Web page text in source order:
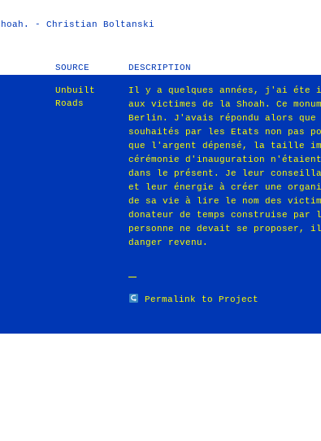
- Christian Boltanski
SOURCE DESCRIPTION
Unbuilt
Roads
Il y a quelques années, j'ai
aux victimes de la Shoah. Ce
Berlin. J'avais répondu alors que
souhaités par les Etats non pas
que l'argent dépensé, la taille
cérémonie d'inauguration
dans le présent. Je leur
et leur énergie à créer une
de sa vie à lire le nom des
donateur de temps construise
personne ne devait se
danger revenu.
Permalink to Project